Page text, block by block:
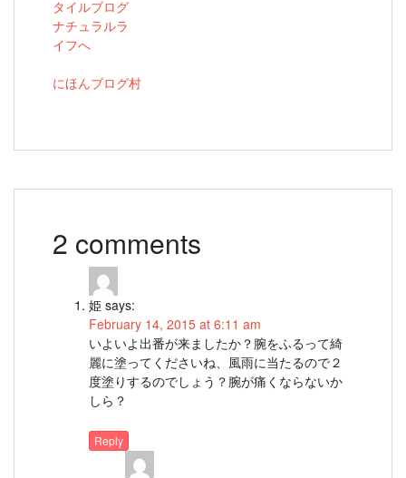
にほんブログ村
2 comments
姫 says:
February 14, 2015 at 6:11 am
いよいよ出番が来ましたか？腕をふるって綺
麗に塗ってくださいね、風雨に当たるので２
度塗りするのでしょう？腕が痛くならないか
しら？
Reply